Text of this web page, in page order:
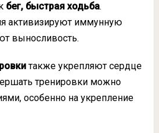
бег, быстрая ходьба.
активизируют иммунную
выносливость.
также укрепляют сердце
тренировки можно
особенно на укрепление